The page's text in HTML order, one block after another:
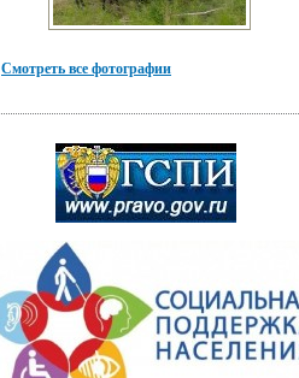
Смотреть все фотографии